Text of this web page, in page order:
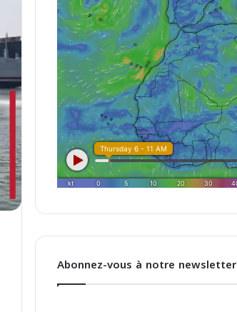
Abonnez-vous à notre newsletter